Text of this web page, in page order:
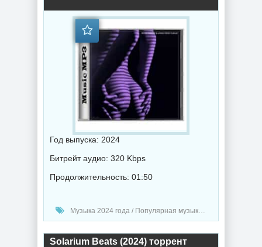
Год выпуска: 2024
Битрейт аудио: 320 Kbps
Продолжительность: 01:50
Музыка 2024 года / Популярная музыка / Музыка VA / Chillout music
Solarium Beats (2024) торрент